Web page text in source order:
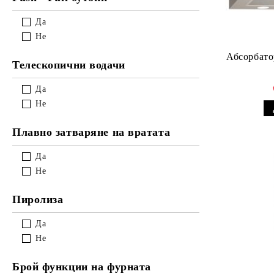
Да
Не
Телескопични водачи
Да
Не
Плавно затваряне на вратата
Да
Не
Пиролиза
Да
Не
Брой функции на фурната